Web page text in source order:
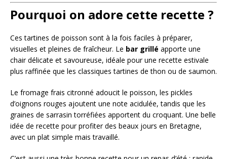
Pourquoi on adore cette recette ?
Ces tartines de poisson sont à la fois faciles à préparer,
visuelles et pleines de fraîcheur. Le bar grillé apporte une
chair délicate et savoureuse, idéale pour une recette estivale
plus raffinée que les classiques tartines de thon ou de saumon.
Le fromage frais citronné adoucit le poisson, les pickles
d’oignons rouges ajoutent une note acidulée, tandis que les
graines de sarrasin torréfiées apportent du croquant. Une belle
idée de recette pour profiter des beaux jours en Bretagne,
avec un plat simple mais travaillé.